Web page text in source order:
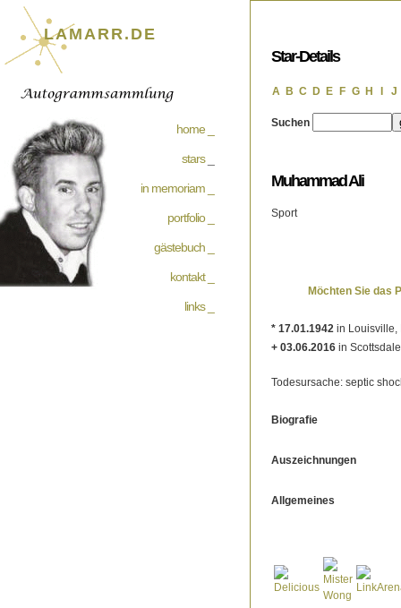
LAMARR.DE
home _
stars_
in memoriam _
portfolio _
gästebuch _
kontakt _
links _
Star-Details
A B C D E F G H J
Suchen
Muhammad Ali
Sport
Möchten Sie das
* 17.01.1942 in Louisville,
+ 03.06.2016 in
Todesursache: septic
Biografie
Auszeichnungen
Allgemeines